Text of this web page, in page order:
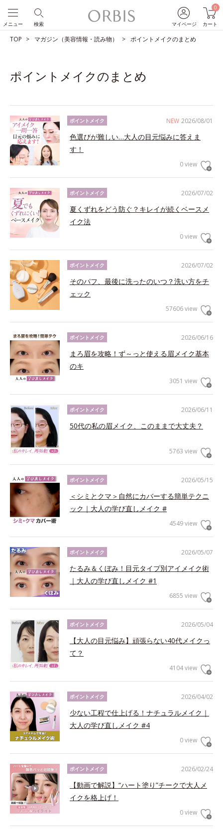
マイページ
0
カート
検索
メニュー
TOP マガジン（美容情報・読み物） ポイントメイクのまとめ
ポイントメイクのまとめ
NEW 2026/08/01
ポイントメイク
色選びが難しい…大人の目元悩みに答えま
す！
0 view
2026/07/02
ポイントメイク
夏くずれをどう防ぐ？キレイが続くベースメ
イク法
0 view
2026/07/02
ポイントメイク
そのパフ、最後に洗ったのいつ？洗い方をチ
ェック
57606 view
2026/06/16
ポイントメイク
まろ眉を攻略！ず～っと使える眉メイク基本
のキ
3051 view
2026/06/11
ポイントメイク
50代の私の眉メイク、このままで大丈夫？
5763 view
2026/05/15
ポイントメイク
＜シミとクマ＞自然にカバーする簡単テクニ
ック｜大人の学び直しメイク #
4549 view
2026/05/07
ポイントメイク
たるみ＆くぼみ！目元タイプ別アイメイク術
｜大人の学び直しメイク #1
6855 view
2026/05/04
ポイントメイク
【大人の目元悩み】頑張らない40代メイクっ
て？
4104 view
2026/04/02
ポイントメイク
少ない工程で仕上げる！ナチュラルメイク｜
大人の学び直しメイク #4
0 view
2026/02/24
ポイントメイク
【動画で解説】“ハート塗り”チークで大人メ
イクを格上げ！
0 view